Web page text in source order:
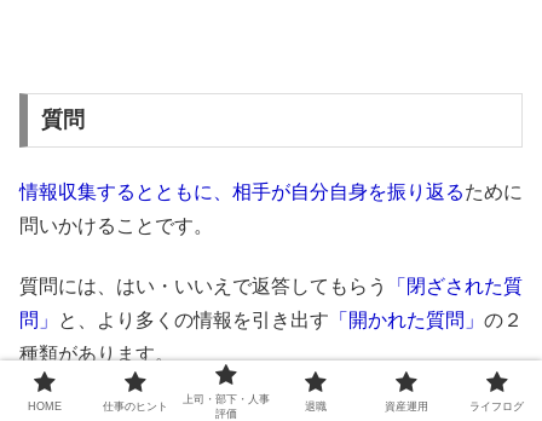
質問
情報収集するとともに、相手が自分自身を振り返るために
問いかけることです。
質問には、はい・いいえで返答してもらう
「閉ざされた質
問」
と、より多くの情報を引き出す 「開かれた質問」 の２
種類があります。
HOME 仕事のヒント
上司・部下・人事
評価
退職 資産運用 ライフログ